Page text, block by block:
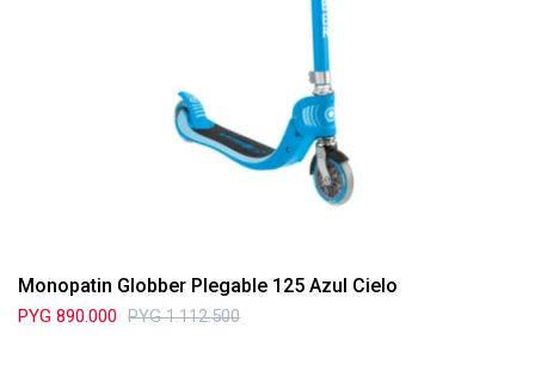
Monopatin Globber Plegable 125 Azul Cielo
PYG 890.000 PYG 1.112.500